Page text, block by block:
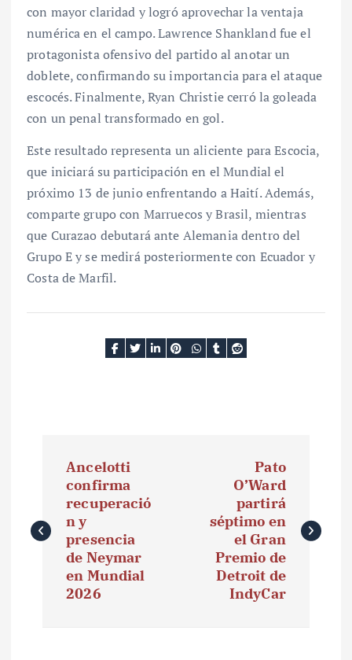
con mayor claridad y logró aprovechar la ventaja
numérica en el campo. Lawrence Shankland fue el
protagonista ofensivo del partido al anotar un
doblete, confirmando su importancia para el ataque
escocés. Finalmente, Ryan Christie cerró la goleada
con un penal transformado en gol.
Este resultado representa un aliciente para Escocia,
que iniciará su participación en el Mundial el
próximo 13 de junio enfrentando a Haití. Además,
comparte grupo con Marruecos y Brasil, mientras
que Curazao debutará ante Alemania dentro del
Grupo E y se medirá posteriormente con Ecuador y
Costa de Marfil.
v
e
Ancelotti
confirma
recuperació
n y
presencia
de Neymar
en Mundial
2026
Pato
O’Ward
partirá
séptimo en
el Gran
Premio de
Detroit de
IndyCar